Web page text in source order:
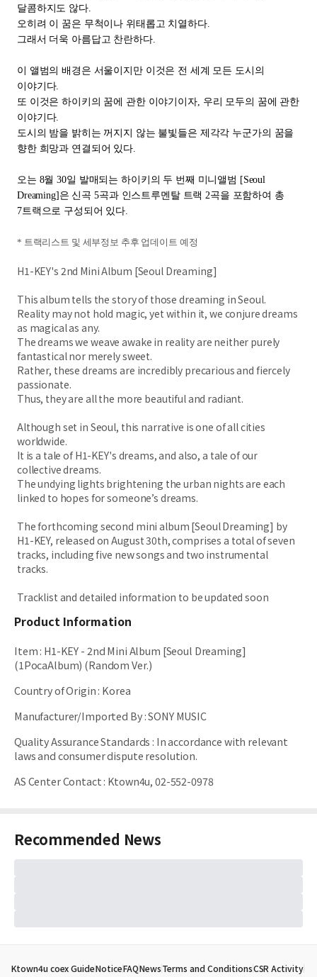
달콤하지도 않다.
오히려 이 꿈은 무척이나 위태롭고 치열하다.
그래서 더욱 아름답고 찬란하다.
이 앨범의 배경은 서울이지만 이것은 전 세계 모든 도시의
이야기다.
또 이것은 하이키의 꿈에 관한 이야기이자, 우리 모두의 꿈에 관한
이야기다.
도시의 밤을 밝히는 꺼지지 않는 불빛들은 제각각 누군가의 꿈을
향한 희망과 연결되어 있다.
오는 8월 30일 발매되는 하이키의 두 번째 미니앨범 [Seoul
Dreaming] 은 신곡 5곡과 인스트루멘탈 트랙 2곡을 포함하여 총
7트랙으로 구성되어 있다.
* 트랙리스트 및 세부정보 추후 업데이트 예정
H1-KEY's 2nd Mini Album [Seoul Dreaming]
This album tells the story of those dreaming in Seoul.
Reality may not hold magic, yet within it, we conjure dreams
as magical as any.
The dreams we weave awake in reality are neither purely
fantastical nor merely sweet.
Rather, these dreams are incredibly precarious and fiercely
passionate.
Thus, they are all the more beautiful and radiant.
Although set in Seoul, this narrative is one of all cities
worldwide.
It is a tale of H1-KEY's dreams, and also, a tale of our
collective dreams.
The undying lights brightening the urban nights are each
linked to hopes for someone’s dreams.
The forthcoming second mini album [Seoul Dreaming] by
H1-KEY, released on August 30th, comprises a total of seven
tracks, including five new songs and two instrumental
tracks.
Tracklist and detailed information to be updated soon
Product Information
Item: H1-KEY - 2nd Mini Album [Seoul Dreaming]
(1PocaAlbum) (Random Ver.)
Country of Origin: Korea
Manufacturer/Imported By:SONY MUSIC
Quality Assurance Standards : In accordance with relevant
laws and consumer dispute resolution.
AS Center Contact: Ktown4u, 02-552-0978
Recommended News
Ktown4u coex GuideNoticeFAQNewsTerms and ConditionsCSR Activity